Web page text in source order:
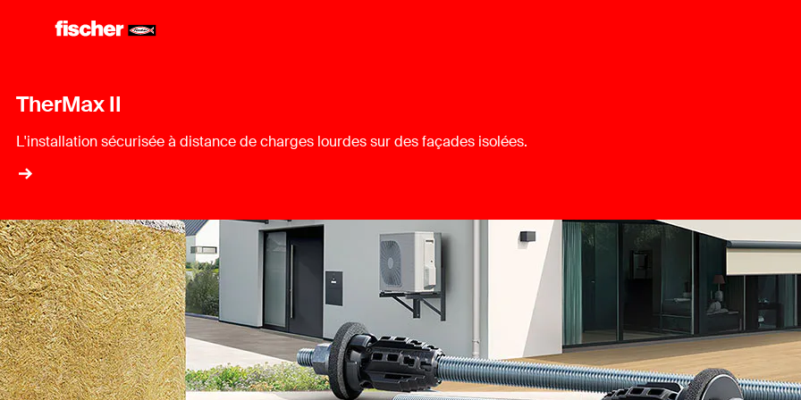
TherMax II​
L'installation sécurisée à distance de charges lourdes sur des façades isolées.